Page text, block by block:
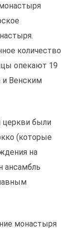
количество
опекают 19
и Венским
церкви были
(которые
на
ансамбль
монастыря